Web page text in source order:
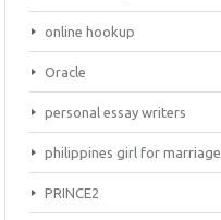
online hookup
Oracle
personal essay writers
philippines girl for marriage
PRINCE2